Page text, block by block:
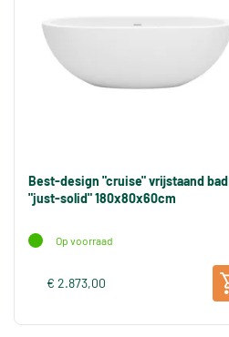
Best-design "cruise" vrijstaand bad
"just-solid" 180x80x60cm
Op voorraad
€ 2.873,00